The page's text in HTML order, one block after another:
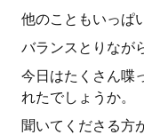
他のこともいっぱ
バランスとりなが
今日はたくさん喋
れたでしょうか。
聞いてくださる方